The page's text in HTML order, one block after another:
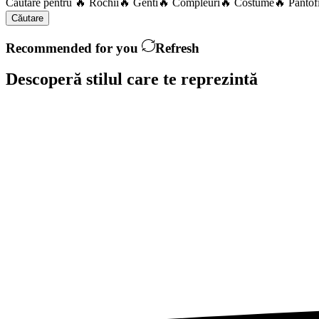
Căutare pentru 🔥 Rochii 🔥 Genti 🔥 Compleuri 🔥 Costume🔥
Căutare
Recommended for you Refresh
Descoperă stilul care te reprezintă